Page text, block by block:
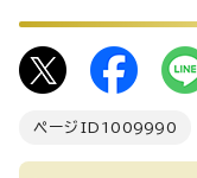
ページID 1009990